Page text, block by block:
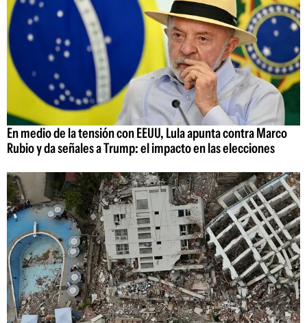
En medio de la tensión con EEUU, Lula apunta contra Marco
Rubio y da señales a Trump: el impacto en las elecciones